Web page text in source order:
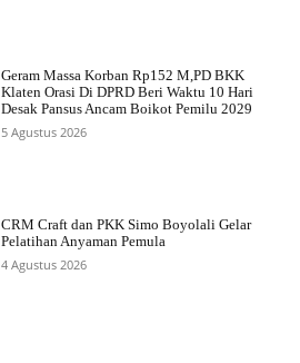
Geram Massa Korban Rp152 M,PD BKK
Klaten Orasi Di DPRD Beri Waktu 10 Hari
Desak Pansus Ancam Boikot Pemilu 2029
5 Agustus 2026
CRM Craft dan PKK Simo Boyolali Gelar
Pelatihan Anyaman Pemula
4 Agustus 2026